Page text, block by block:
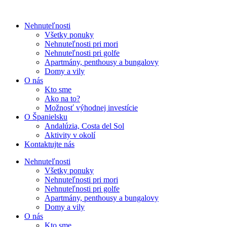
Nehnuteľnosti
Všetky ponuky
Nehnuteľnosti pri mori
Nehnuteľnosti pri golfe
Apartmány, penthousy a bungalovy
Domy a vily
O nás
Kto sme
Ako na to?
Možnosť výhodnej investície
O Španielsku
Andalúzia, Costa del Sol
Aktivity v okolí
Kontaktujte nás
Nehnuteľnosti
Všetky ponuky
Nehnuteľnosti pri mori
Nehnuteľnosti pri golfe
Apartmány, penthousy a bungalovy
Domy a vily
O nás
Kto sme